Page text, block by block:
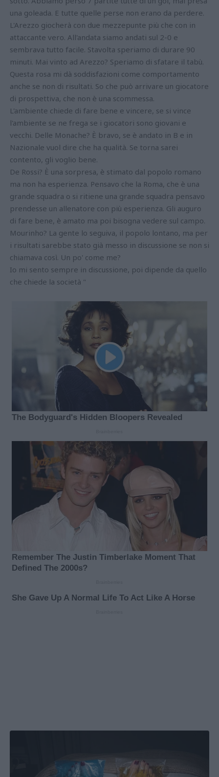
una goleada. E tutte quelle perse non erano da perdere.
L'Arezzo giocherà con due mezzepunte più che con in
attaccante vero. All'andata siamo andati sul 2-0 e
sembrava tutto facile. Stavolta speriamo di durare 90
minuti. Mai vinto ad Arezzo? Speriamo di sfatare il tabù.
Questa rosa mi dà soddisfazioni come comportamento
anche se non di risultati. So che può arrivare un giocatore
di prospettiva, che non è una scommessa.
L'ambiente chiede di fare bene e vincere, se si vince
l'ambiente se ne frega se i giocatori sono giovani e
vecchi. Delle Monache? È bravo, se è andato in B e in
Nazionale vuol dire che ha qualità. Se torna sarei
contento, gli voglio bene.
De Rossi? È una sorpresa, è stimato dal popolo romano
ma non ha esperienza. Pensavo che la Roma, che è una
grande squadra o si ritiene una grande squadra pensavo
prendesse un allenatore con più esperienza. Gli auguro
di fare bene, è amato ma poi bisogna vedere sul campo.
Mourinho? La gente lo seguiva, il popolo lontano, ma per
i risultati sarebbe stato già messo in discussione se non si
chiamava così. Un po' come me?
Io mi sento sempre in discussione, poi dipende da quello
che chiede la società "